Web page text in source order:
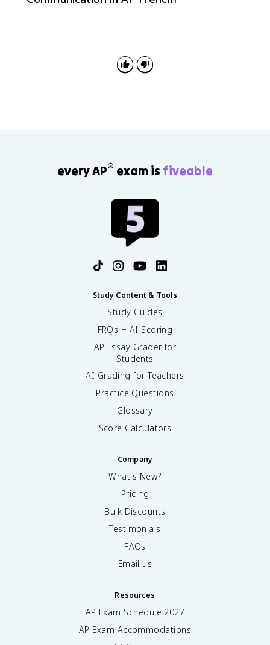
droit à la déconnexion. You should be able to
recognize these terms in context, use them in a
every AP® exam is fiveable
Study Content & Tools
Study Guides
FRQs + AI Scoring
AP Essay Grader for
Students
AI Grading for Teachers
Practice Questions
Glossary
Score Calculators
Company
What's New?
Pricing
Bulk Discounts
Testimonials
FAQs
Email us
Resources
AP Exam Schedule 2027
AP Exam Accommodations